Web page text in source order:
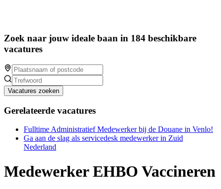
Zoek naar jouw ideale baan in 184 beschikbare
vacatures
Vacatures zoeken
Gerelateerde vacatures
Fulltime Administratief Medewerker bij de Douane in Venlo!
Ga aan de slag als servicedesk medewerker in Zuid
Nederland
Medewerker EHBO Vaccineren